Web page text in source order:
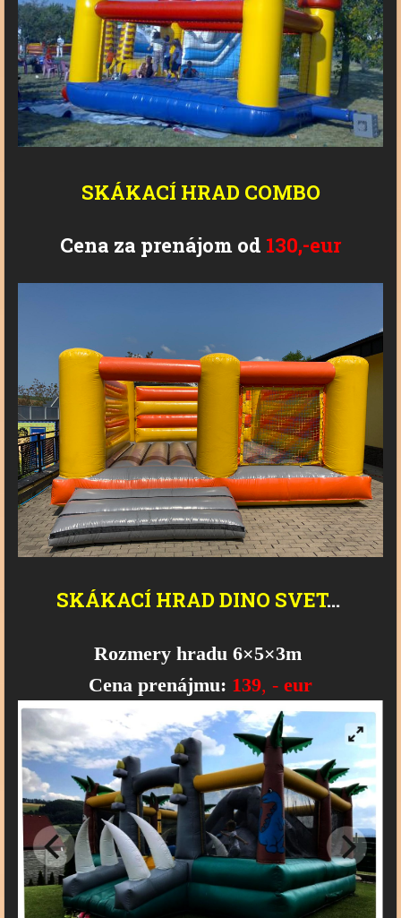
SKÁKACÍ HRAD COMBO
Cena za prenájom od 130,-eur
SKÁKACÍ HRAD DINO SVET...
Rozmery hradu 6×5×3m
Cena prenájmu: 139, - eur